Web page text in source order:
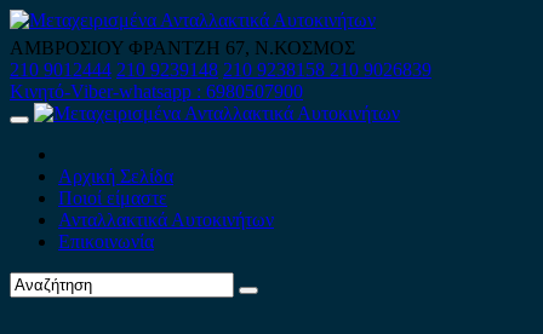
Skip
to
content
ΑΜΒΡΟΣΙΟΥ ΦΡΑΝΤΖΗ 67, Ν.ΚΟΣΜΟΣ
210 9012444 210 9239148 210 9238158 210 9026839
Κινητό-Viber-whatsapp : 6980507900
Primary
Αρχική Σελίδα
Ποιοί είμαστε
Ανταλλακτικά Αυτοκινήτων
Επικοινωνία